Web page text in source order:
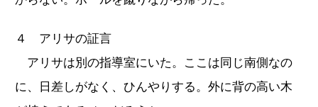
４ アリサの証言
アリサは別の指導室にいた。ここは同じ南側なの
に、日差しがなく、ひんやりする。外に背の高い木